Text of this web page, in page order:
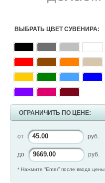
ВЫБРАТЬ ЦВЕТ СУВЕНИРА:
ОГРАНИЧИТЬ ПО ЦЕНЕ:
от руб.
до руб.
* Нажмите “Enter” после ввода цены